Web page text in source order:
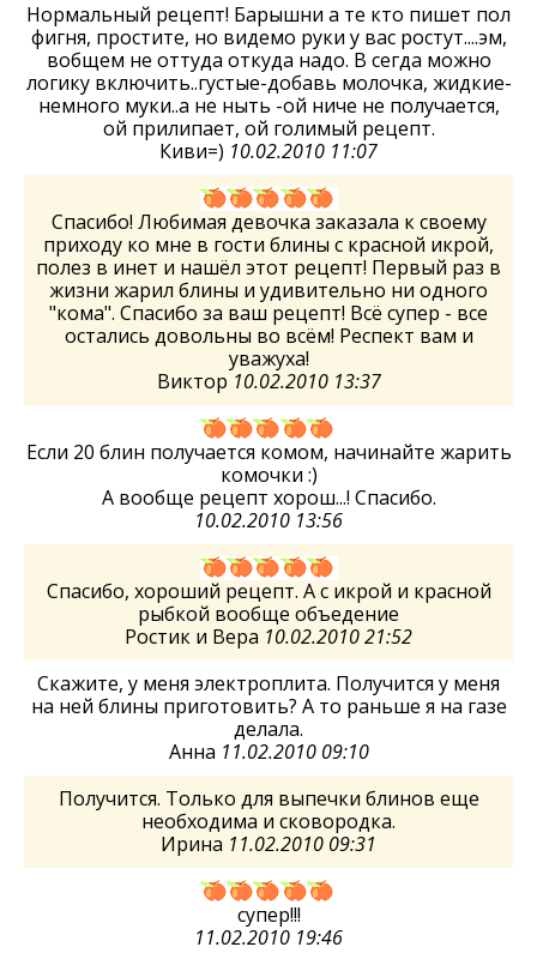
Нормальный рецепт! Барышни а те кто пишет пол
фигня, простите, но видемо руки у вас ростут....эм,
вобщем не оттуда откуда надо. В сегда можно
логику включить..густые-добавь молочка, жидкие-
немного муки..а не ныть -ой ниче не получается,
ой прилипает, ой голимый рецепт.
Киви=) 10.02.2010 11:07
Спасибо! Любимая девочка заказала к своему
приходу ко мне в гости блины с красной икрой,
полез в инет и нашёл этот рецепт! Первый раз в
жизни жарил блины и удивительно ни одного
"кома". Спасибо за ваш рецепт! Всё супер - все
остались довольны во всём! Респект вам и
уважуха!
Виктор 10.02.2010 13:37
Если 20 блин получается комом, начинайте жарить
комочки :)
А вообще рецепт хорош...! Спасибо.
10.02.2010 13:56
Спасибо, хороший рецепт. А с икрой и красной
рыбкой вообще объедение
Ростик и Вера 10.02.2010 21:52
Скажите, у меня электроплита. Получится у меня
на ней блины приготовить? А то раньше я на газе
делала.
Анна 11.02.2010 09:10
Получится. Только для выпечки блинов еще
необходима и сковородка.
Ирина 11.02.2010 09:31
супер!!!
11.02.2010 19:46